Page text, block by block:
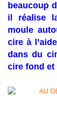
beaucoup
il réalise
moule
cire à
dans du
cire fond et